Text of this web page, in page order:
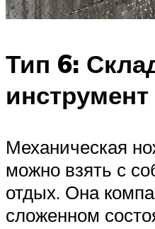
Тип 6:
инструмент
Механическая
можно взять с
отдых. Она
сложенном